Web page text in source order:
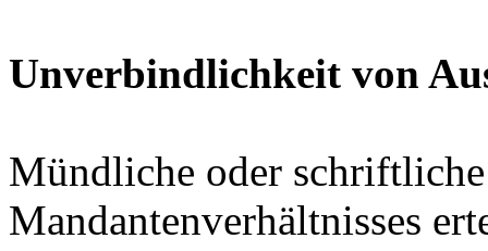
Unverbindlichkeit von
Mündliche oder
Mandantenverhältnisses